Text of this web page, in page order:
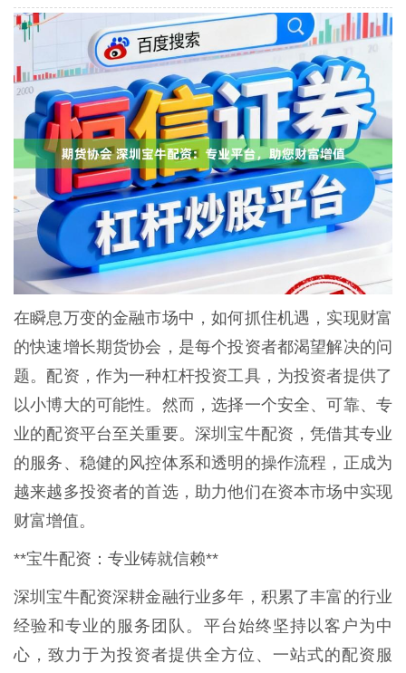
在瞬息万变的金融市场中，如何抓住机遇，实现财富
的快速增长期货协会，是每个投资者都渴望解决的问
题。配资，作为一种杠杆投资工具，为投资者提供了
以小博大的可能性。然而，选择一个安全、可靠、专
业的配资平台至关重要。深圳宝牛配资，凭借其专业
的服务、稳健的风控体系和透明的操作流程，正成为
越来越多投资者的首选，助力他们在资本市场中实现
财富增值。
**宝牛配资：专业铸就信赖**
深圳宝牛配资深耕金融行业多年，积累了丰富的行业
经验和专业的服务团队。平台始终坚持以客户为中
心，致力于为投资者提供全方位、一站式的配资服